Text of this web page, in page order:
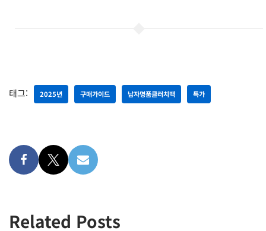
태그: 2025년 구매가이드 남자명품클러치백 특가
Related Posts